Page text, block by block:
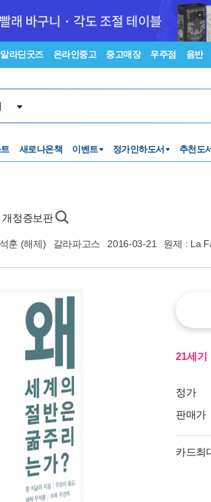
알라딘굿즈 온라인중고 중고매장 우주점 음반
새로나온책 이벤트 정가인하도서 추천도서
개정증보판
훈 (해제) 갈라파고스 2016-03-21 원제 : La
21세기
정가
판매가
카드최